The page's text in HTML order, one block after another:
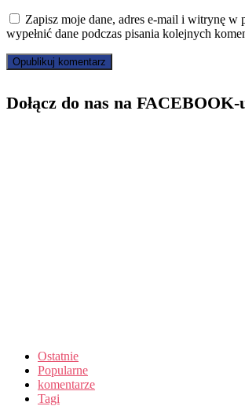
Zapisz moje dane, adres e-mail i witrynę w
wypełnić dane podczas pisania kolejnych
Dołącz do nas na FACEBOOK-
Ostatnie
Popularne
komentarze
Tagi